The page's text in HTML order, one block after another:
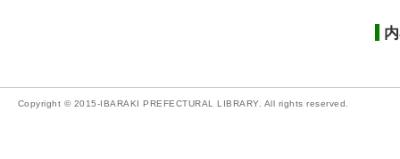
Copyright © 2015-IBARAKI PREFECTURAL LIBRARY. All rights reserved.